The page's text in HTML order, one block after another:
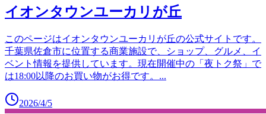
イオンタウンユーカリが丘
このページはイオンタウンユーカリが丘の公式サイトです。
千葉県佐倉市に位置する商業施設で、ショップ、グルメ、イ
ベント情報を提供しています。現在開催中の「夜トク祭」で
は18:00以降のお買い物がお得です。 ...
2026/4/5